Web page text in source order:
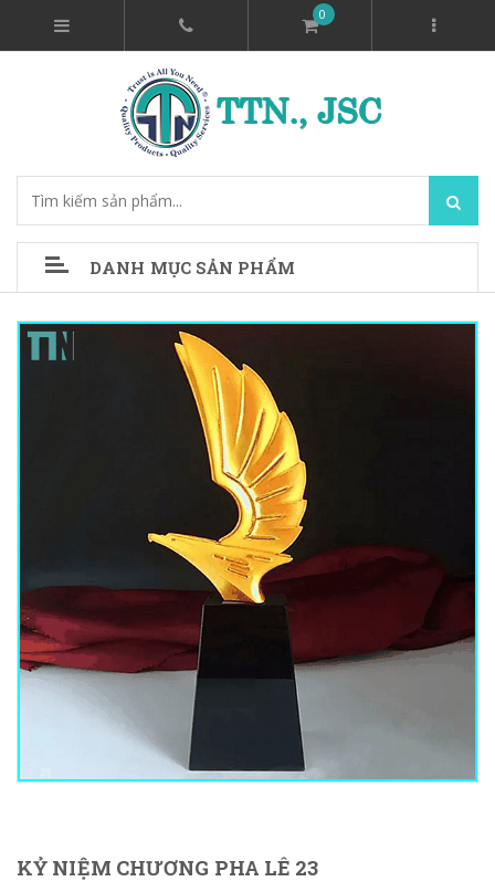
0
DANH MỤC SẢN PHẨM
KỶ NIỆM CHƯƠNG PHA LÊ 23